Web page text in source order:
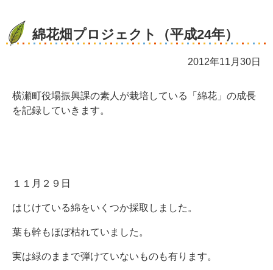
綿花畑プロジェクト（平成24年）
2012年11月30日
横瀬町役場振興課の素人が栽培している「綿花」の成長
を記録していきます。
１１月２９日
はじけている綿をいくつか採取しました。
葉も幹もほぼ枯れていました。
実は緑のままで弾けていないものも有ります。